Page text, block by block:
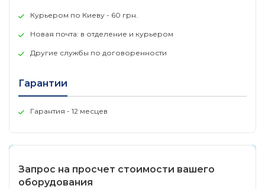
доступа Wi-Fi, IP-телефонов, IPTV и сетевых
Курьером по Киеву - 60 грн.
Новая почта: в отделение и курьером
Другие службы по договоренности
Гарантии
Гарантия - 12 месцев
Запрос на просчет стоимости вашего
оборудования